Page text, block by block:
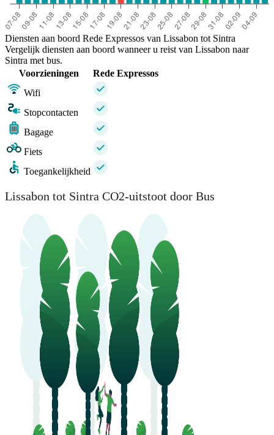
Diensten aan boord Rede Expressos van Lissabon tot Sintra
Vergelijk diensten aan boord wanneer u reist van Lissabon naar
Sintra met bus.
Voorzieningen
Rede Expressos
Wifi
Stopcontacten
Bagage
Fiets
Toegankelijkheid
Lissabon tot Sintra CO2-uitstoot door Bus